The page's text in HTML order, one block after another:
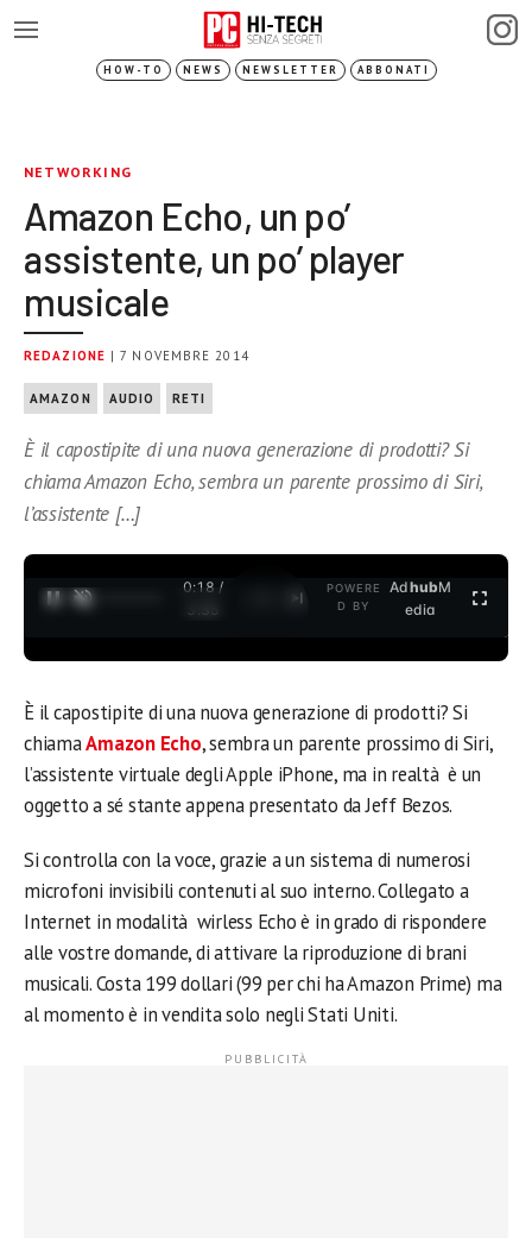
HOW-TO NEWS NEWSLETTER ABBONATI
NETWORKING
Amazon Echo, un po’
assistente, un po’ player
musicale
REDAZIONE | 7 NOVEMBRE 2014
AMAZON AUDIO RETI
È il capostipite di una nuova generazione di prodotti? Si
chiama Amazon Echo, sembra un parente prossimo di Siri,
l’assistente […]
0:18 /
3:35
POWERE
D BY
AdhubM
edia
È il capostipite di una nuova generazione di prodotti? Si
chiamaAmazon Echo, sembra un parente prossimo di Siri,
l’assistente virtuale degli Apple iPhone, ma in realtà è un
oggetto a sé stante appena presentato da Jeff Bezos.
Si controlla con la voce, grazie a un sistema di numerosi
microfoni invisibili contenuti al suo interno. Collegato a
Internet in modalità wirless Echo è in grado di rispondere
alle vostre domande, di attivare la riproduzione di brani
musicali. Costa 199 dollari (99 per chi ha Amazon Prime) ma
al momento è in vendita solo negli Stati Uniti.